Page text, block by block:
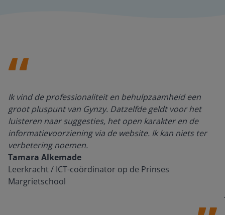
Ik vind de professionaliteit en behulpzaamheid een
groot pluspunt van Gynzy. Datzelfde geldt voor het
luisteren naar suggesties, het open karakter en de
informatievoorziening via de website. Ik kan niets ter
verbetering noemen.
Tamara Alkemade
Leerkracht / ICT-coördinator op de Prinses
Margrietschool